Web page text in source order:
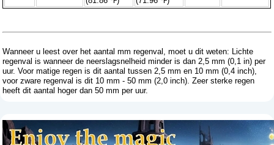
Wanneer u leest over het aantal mm regenval, moet u dit weten: Lichte
regenval is wanneer de neerslagsnelheid minder is dan 2,5 mm (0,1 in) per
uur. Voor matige regen is dit aantal tussen 2,5 mm en 10 mm (0,4 inch),
voor zware regenval is dit 10 mm - 50 mm (2,0 inch). Zeer sterke regen
heeft dit aantal hoger dan 50 mm per uur.